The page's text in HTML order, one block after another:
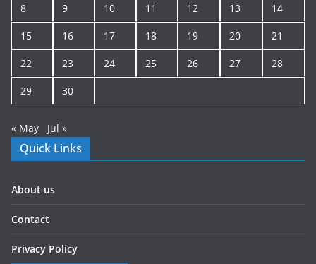
8 9 10 11 12 13 14
15 16 17 18 19 20 21
22 23 24 25 26 27 28
29 30
« May Jul »
Quick Links
About us
Contact
Privacy Policy